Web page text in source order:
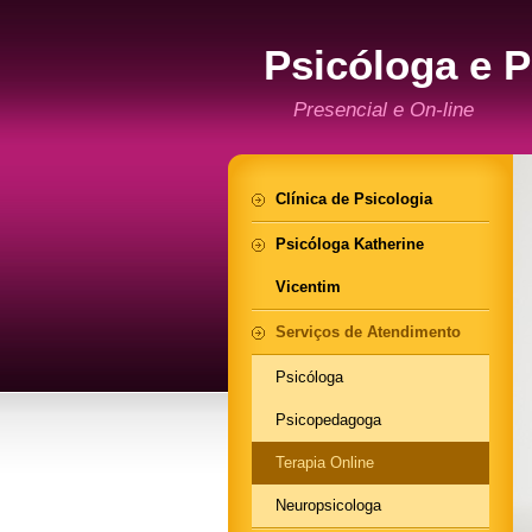
Psicóloga e
Zona Leste -
Presencial e On-line
Clínica de Psicologia
Psicóloga Katherine
Vicentim
Serviços de Atendimento
Psicóloga
Psicopedagoga
Terapia Online
Neuropsicologa